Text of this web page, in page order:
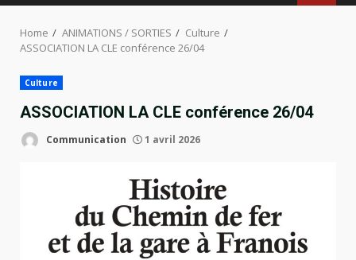
Home ANIMATIONS / SORTIES
Culture
ASSOCIATION LA CLE conférence 26/04
Culture
ASSOCIATION LA CLE conférence 26/04
Communication 1 avril 2026